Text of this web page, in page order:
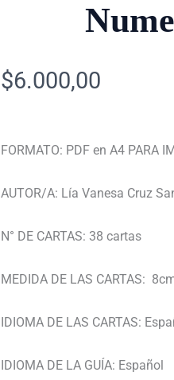
$6.000,00
FORMATO: PDF en A4 PARA
AUTOR/A: Lía Vanesa Cruz
N° DE CARTAS: 38 cartas
MEDIDA DE LAS CARTAS:
IDIOMA DE LAS CARTAS:
IDIOMA DE LA GUÍA: Español